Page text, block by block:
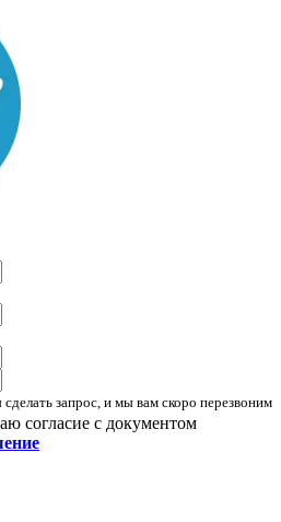
запрос, и мы вам скоро перезвоним
согласие с документом